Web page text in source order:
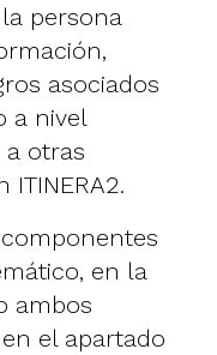
persona
asociados
a nivel
otras
en la
ambos
el apartado